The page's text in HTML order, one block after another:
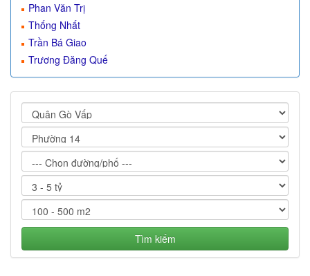
Phan Văn Trị
Thống Nhất
Trần Bá Giao
Trương Đăng Quế
Tìm kiếm